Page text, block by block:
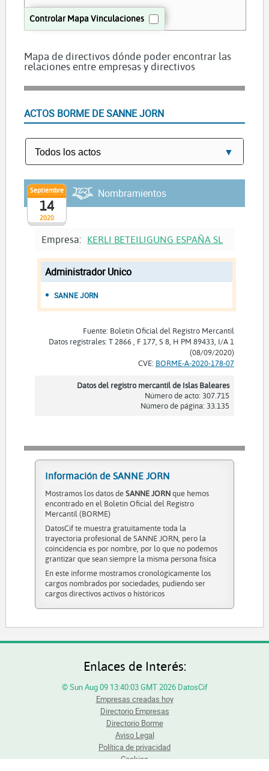
Controlar Mapa Vinculaciones
Mapa de directivos dónde poder encontrar las
relaciones entre empresas y directivos
ACTOS BORME DE SANNE JORN
2020
Septiembre
14
Nombramientos
Empresa: KERLI BETEILIGUNG ESPAÑA SL
Administrador Unico
SANNE JORN
Fuente: Boletín Oficial del Registro Mercantil
Datos registrales: T 2866 , F 177, S 8, H PM 89433, I/A 1
(08/09/2020)
CVE: BORME-A-2020-178-07
Datos del registro mercantil de Islas Baleares
Número de acto: 307.715
Número de página: 33.135
Información de SANNE JORN
Mostramos los datos deSANNE JORNque hemos
encontrado en el Boletín Oficial del Registro
Mercantil (BORME)
DatosCif te muestra gratuitamente toda la
trayectoria profesional de SANNE JORN, pero la
coincidencia es por nombre, por lo que no podemos
grantizar que sean siempre la misma persona física
En este informe mostramos cronológicamente los
cargos nombrados por sociedades, pudiendo ser
cargos directivos activos o históricos
Enlaces de Interés:
© Sun Aug 09 13:40:03 GMT 2026 DatosCif
Empresas creadas hoy
Directorio Empresas
Directorio Borme
Aviso Legal
Política de privacidad
Cookies